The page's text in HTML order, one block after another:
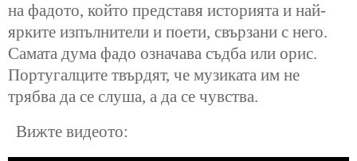
на фадото, който представя историята и най-
ярките изпълнители и поети, свързани с него.
Самата дума фадо означава съдба или орис.
Португалците твърдят, че музиката им не
трябва да се слуша, а да се чувства.
Вижте видеото: